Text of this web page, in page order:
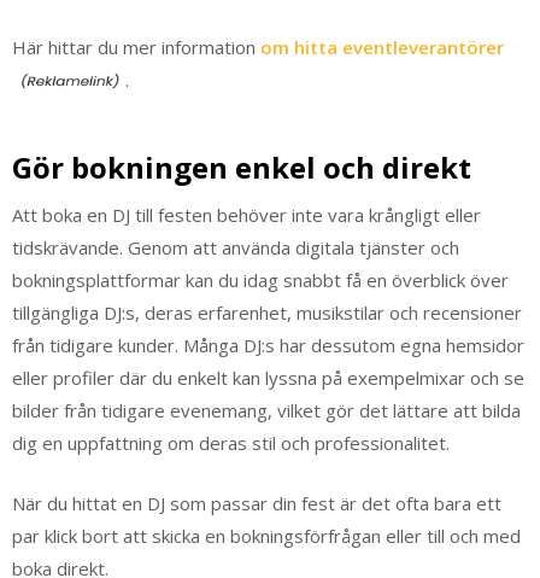
Här hittar du mer information om hitta eventleverantörer
.
Gör bokningen enkel och direkt
Att boka en DJ till festen behöver inte vara krångligt eller
tidskrävande. Genom att använda digitala tjänster och
bokningsplattformar kan du idag snabbt få en överblick över
tillgängliga DJ:s, deras erfarenhet, musikstilar och recensioner
från tidigare kunder. Många DJ:s har dessutom egna hemsidor
eller profiler där du enkelt kan lyssna på exempelmixar och se
bilder från tidigare evenemang, vilket gör det lättare att bilda
dig en uppfattning om deras stil och professionalitet.
När du hittat en DJ som passar din fest är det ofta bara ett
par klick bort att skicka en bokningsförfrågan eller till och med
boka direkt.